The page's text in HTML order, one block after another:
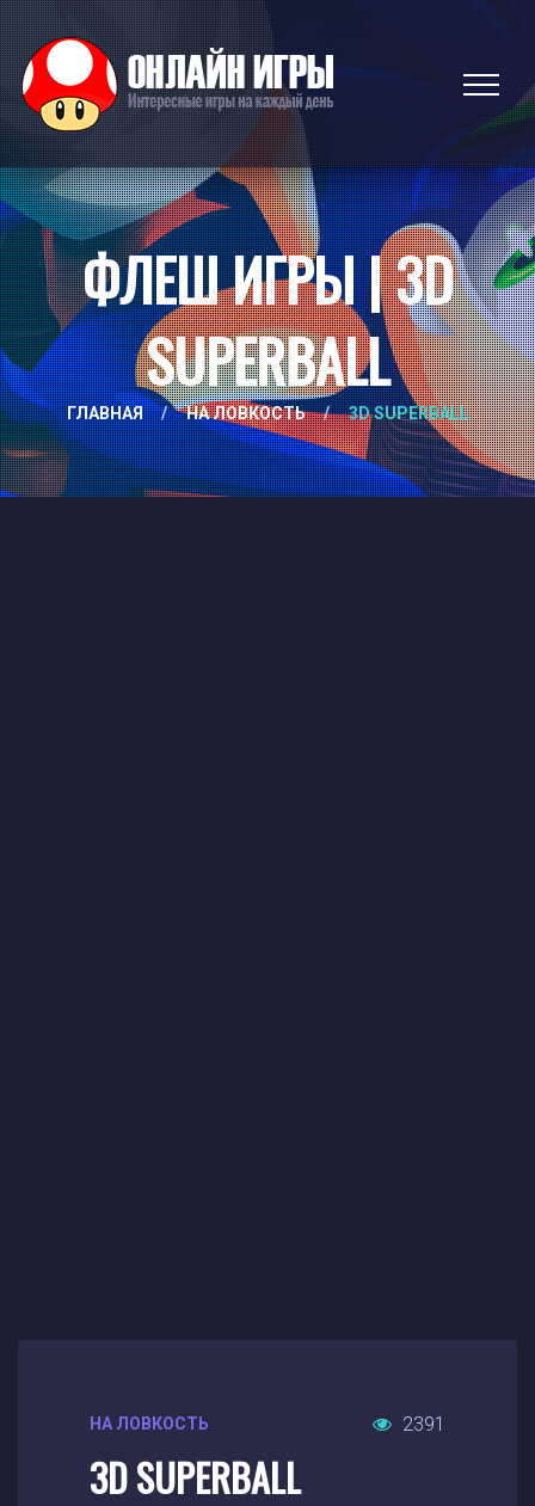
ФЛЕШ ИГРЫ | 3D
SUPERBALL
ГЛАВНАЯ / НА ЛОВКОСТЬ / 3D SUPERBALL
НА ЛОВКОСТЬ 2391
3D SUPERBALL